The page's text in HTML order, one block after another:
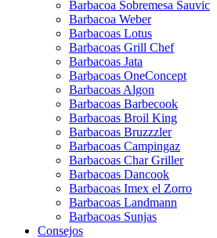
Barbacoa Sobremesa Sauvic
Barbacoa Weber
Barbacoas Lotus
Barbacoas Grill Chef
Barbacoas Jata
Barbacoas OneConcept
Barbacoas Algon
Barbacoas Barbecook
Barbacoas Broil King
Barbacoas Bruzzzler
Barbacoas Campingaz
Barbacoas Char Griller
Barbacoas Dancook
Barbacoas Imex el Zorro
Barbacoas Landmann
Barbacoas Sunjas
Consejos